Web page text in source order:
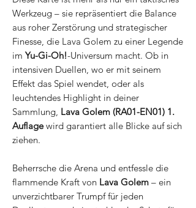
Werkzeug – sie repräsentiert die Balance
aus roher Zerstörung und strategischer
Finesse, die Lava Golem zu einer Legende
im Yu-Gi-Oh!-Universum macht. Ob in
intensiven Duellen, wo er mit seinem
Effekt das Spiel wendet, oder als
leuchtendes Highlight in deiner
Sammlung, Lava Golem (RA01-EN01) 1.
Auflagewird garantiert alle Blicke auf sich
ziehen.
Beherrsche die Arena und entfessle die
flammende Kraft von Lava Golem – ein
unverzichtbarer Trumpf für jeden